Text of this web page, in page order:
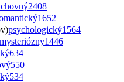
2408
1652
psychologický1564
mysteriózny1446
634
550
534